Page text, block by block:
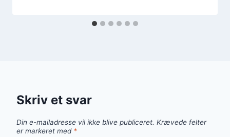
Skriv et svar
Din e-mailadresse vil ikke blive publiceret. Krævede felter
er markeret med *